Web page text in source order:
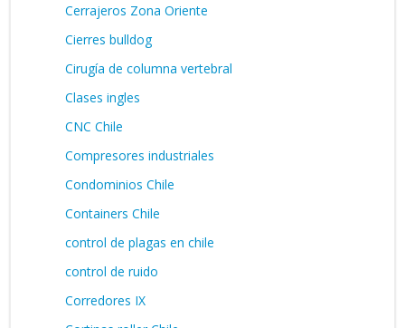
Cerrajeros Zona Oriente
Cierres bulldog
Cirugía de columna vertebral
Clases ingles
CNC Chile
Compresores industriales
Condominios Chile
Containers Chile
control de plagas en chile
control de ruido
Corredores IX